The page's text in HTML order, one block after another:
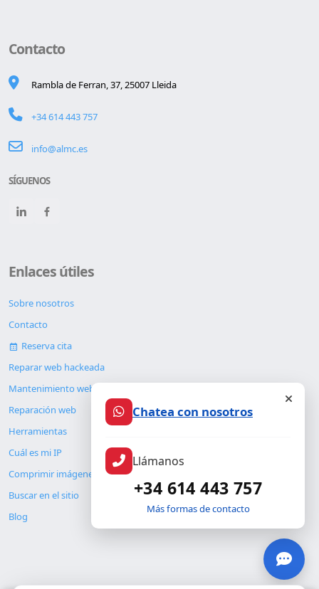
Contacto
Rambla de Ferran, 37, 25007 Lleida
+34 614 443 757
info@almc.es
SÍGUENOS
Enlaces útiles
Sobre nosotros
Contacto
Reserva cita
Reparar web hackeada
Mantenimiento web
Reparación web
Herramientas
Cuál es mi IP
Comprimir imágenes
Buscar en el sitio
Blog
Chatea con nosotros
Llámanos
+34 614 443 757
Más formas de contacto